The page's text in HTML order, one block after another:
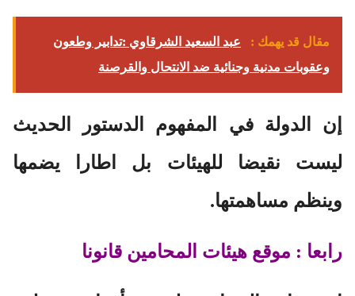
مقال قد يهمك :
عبد السعيد الشرقاوي :تدابير وطعون
وعقوبات مدنية وجنائية ضد الانتحال والقرصنة
إن الدولة في المفهوم الدستور الحديث
ليست نقيضا للهيئات بل اطارا يضمها
وينظم مساهمتها.
رابعا : موقع هيئات المحامين قانونا